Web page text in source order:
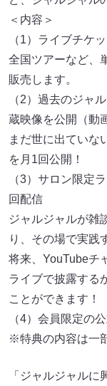
＜内容＞
（1）ライブチケ
全国ツアーなど、
販売します。
（2）過去のジャ
蔵映像を公開（動
まだ世に出ていな
を月1回公開！
（3）サロン限定
回配信
ジャルジャルが雑
り、その場で実践
将来、YouTubeチ
ライブで披露する
ことができます！
（4）会員限定の
※特典の内容は一
「ジャルジャル